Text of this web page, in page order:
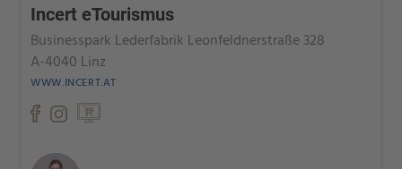
Incert eTourismus
Businesspark Lederfabrik Leonfeldnerstraße 328
A-4040 Linz
WWW.INCERT.AT